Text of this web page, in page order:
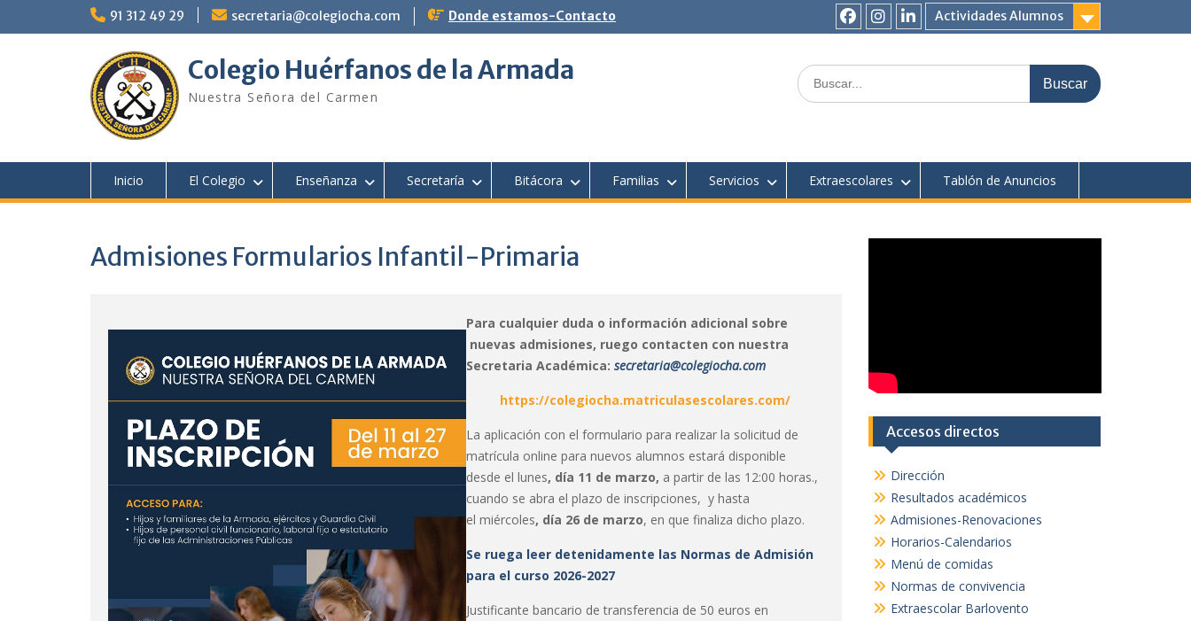
91 312 49 29 secretaria@colegiocha.com Donde estamos-Contacto
Actividades Alumnos
FacebookInstagram
Linkedin
Colegio Huérfanos de la Armada
Nuestra Señora del Carmen
Buscar:
Inicio El Colegio Enseñanza Secretaría Bitácora Familias Servicios Extraescolares Tablón de Anuncios
Admisiones Formularios Infantil-Primaria
Para cualquier duda o información adicional sobre
nuevas admisiones, ruego contacten con nuestra
Secretaria Académica: secretaria@colegiocha.com
https://colegiocha.matriculasescolares.com/
La aplicación con el formulario para realizar la solicitud de
matrícula online para nuevos alumnos estará disponible
desde el lunes, día 11 de marzo, a partir de las 12:00 horas.,
cuando se abra el plazo de inscripciones, y hasta
el miércoles, día 26de marzo, en que finaliza dicho plazo.
Se ruega leer detenidamente las Normas de Admisión
para el curso 2026-2027
Justificante bancario de transferencia de 50 euros en
Accesos directos
Dirección
Resultados académicos
Admisiones-Renovaciones
Horarios-Calendarios
Menú de comidas
Normas de convivencia
Extraescolar Barlovento